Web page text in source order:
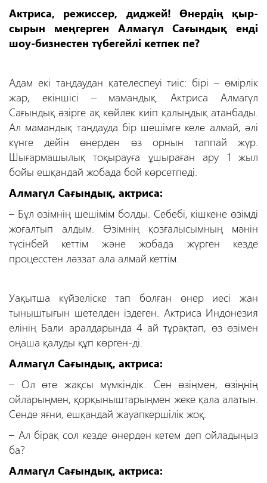
Актриса, режиссер, диджей! Өнердің қыр-
сырын меңгерген Алмагүл Сағындық енді
шоу-бизнестен түбегейлі кетпек пе?
Адам екі таңдаудан қателеспеуі тиіс: бірі – өмірлік
жар, екіншісі – мамандық. Актриса Алмагүл
Сағындық әзірге ақ көйлек киіп қалыңдық атанбады.
Ал мамандық таңдауда бір шешімге келе алмай, әлі
күнге дейін өнерден өз орнын таппай жүр.
Шығармашылық тоқырауға ұшыраған ару 1 жыл
бойы ешқандай жобада бой көрсетпеді.
Алмагүл Сағындық, актриса:
– Бұл өзімнің шешімім болды. Себебі, кішкене өзімді
жоғалтып алдым. Өзімнің қозғалысымның мәнін
түсінбей кеттім және жобада жүрген кезде
процесстен ләззат ала алмай кеттім.
Уақытша күйзеліске тап болған өнер иесі жан
тыныштығын шетелден іздеген. Актриса Индонезия
елінің Бали аралдарында 4 ай тұрақтап, өз өзімен
оңаша қалуды құп көрген-ді.
Алмагүл Сағындық, актриса:
– Ол өте жақсы мүмкіндік. Сен өзіңмен, өзіңнің
ойларыңмен, қорқыныштарыңмен жеке қала алатын.
Сенде яғни, ешқандай жауапкершілік жоқ.
– Ал бірақ сол кезде өнерден кетем деп ойладыңыз
ба?
Алмагүл Сағындық, актриса: